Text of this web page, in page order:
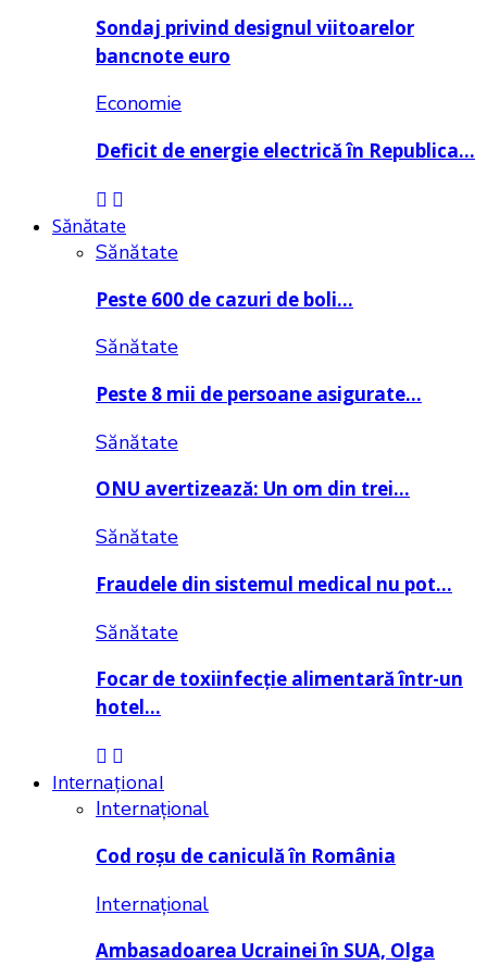
Sondaj privind designul viitoarelor
bancnote euro
Economie
Deficit de energie electrică în Republica…
Sănătate
Sănătate
Peste 600 de cazuri de boli…
Sănătate
Peste 8 mii de persoane asigurate…
Sănătate
ONU avertizează: Un om din trei…
Sănătate
Fraudele din sistemul medical nu pot…
Sănătate
Focar de toxiinfecție alimentară într-un
hotel…
Internațional
Internațional
Cod roșu de caniculă în România
Internațional
Ambasadoarea Ucrainei în SUA, Olga